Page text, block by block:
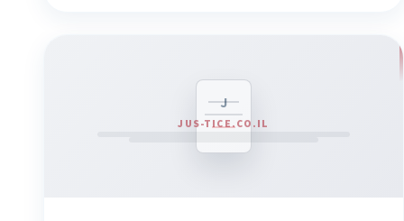
J
JUS-TICE.CO.IL